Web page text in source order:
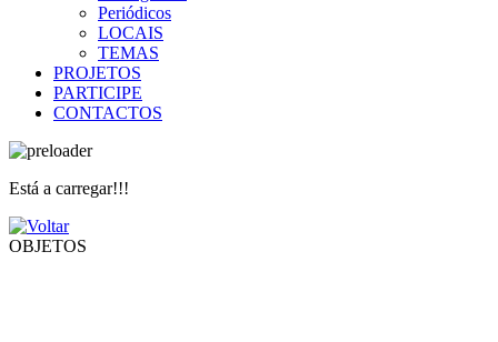
Periódicos
LOCAIS
TEMAS
PROJETOS
PARTICIPE
CONTACTOS
Está a carregar!!!
OBJETOS